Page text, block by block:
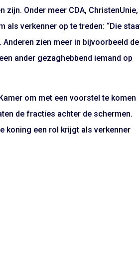
Onder meer CDA, ChristenUnie,
als verkenner op te treden: “Die
zien meer in bijvoorbeeld de
ander gezaghebbend iemand op
om met een voorstel te komen
de fracties achter de schermen.
koning een rol krijgt als verkenner